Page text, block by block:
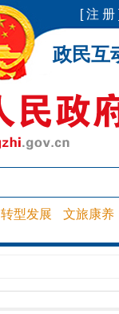
[ 注 册 ]
转型发展 文旅康养
政民互